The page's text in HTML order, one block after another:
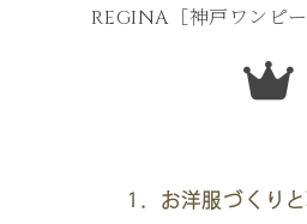
REGINA［神戸ワンピ
1．お洋服づくり